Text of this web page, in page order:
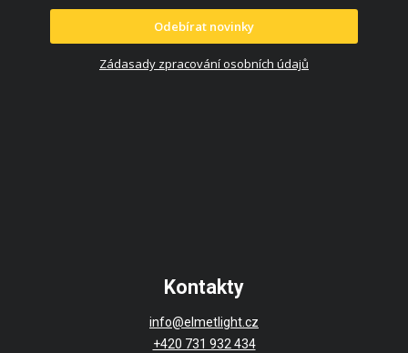
Odebírat novinky
Zádasady zpracování osobních údajů
Kontakty
info@elmetlight.cz
+420 731 932 434